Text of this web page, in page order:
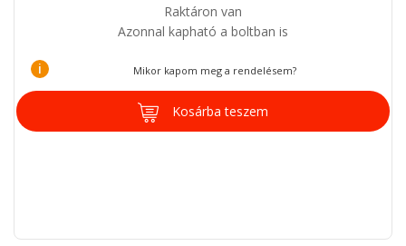
Raktáron van
Azonnal kapható a boltban is
i Mikor kapom meg a rendelésem?
Kosárba teszem